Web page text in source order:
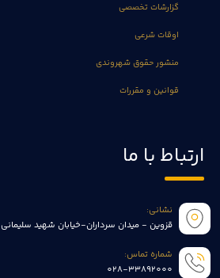
گزارشات تخصصی
اوقات شرعی
منشور حقوق شهروندی
قوانین و مقررات
ارتباط با ما
نشانی:
قزوین - میدان سرداران-خیابان شهید سلیمانی
شماره تماس:
028-33892000